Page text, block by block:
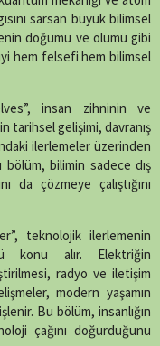
sarsan büyük bilimsel
doğumu ve ölümü gibi
hem felsefi hem bilimsel
insan zihninin ve
tarihsel gelişimi, davranış
ilerlemeler üzerinden
bölüm, bilimin sadece dış
da çözmeye çalıştığını
teknolojik ilerlemenin
konu alır. Elektriğin
radyo ve iletişim
modern yaşamın
Bu bölüm, insanlığın
çağını doğurduğunu